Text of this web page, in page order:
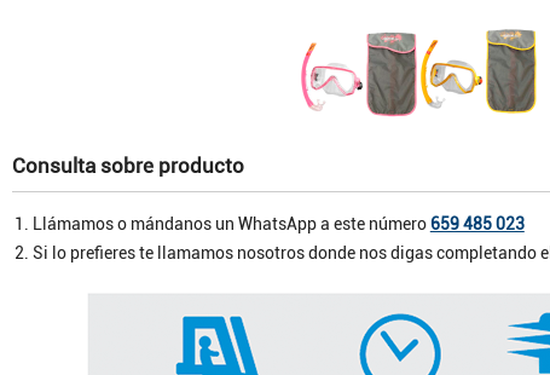
Consulta sobre producto
Llámamos o mándanos un WhatsApp a este número 659 485 023
Si lo prefieres te llamamos nosotros donde nos digas completando el